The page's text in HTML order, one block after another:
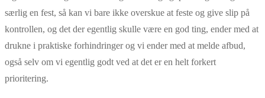
særlig en fest, så kan vi bare ikke overskue at feste og give slip på
kontrollen, og det der egentlig skulle være en god ting, ender med at
drukne i praktiske forhindringer og vi ender med at melde afbud,
også selv om vi egentlig godt ved at det er en helt forkert
prioritering.